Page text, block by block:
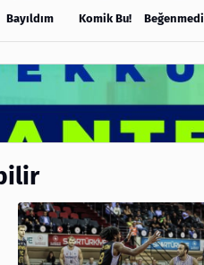
Bayıldım Komik Bu!